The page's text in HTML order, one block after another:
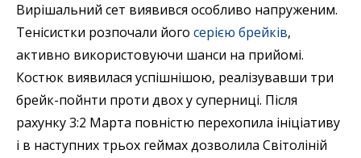
Вирішальний сет виявився особливо напруженим.
Тенісистки розпочали його серією брейків,
активно використовуючи шанси на прийомі.
Костюк виявилася успішнішою, реалізувавши три
брейк-пойнти проти двох у суперниці. Після
рахунку 3:2 Марта повністю перехопила ініціативу
і в наступних трьох геймах дозволила Світоліній